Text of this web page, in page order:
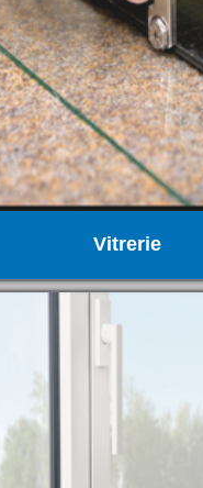
Vitrerie